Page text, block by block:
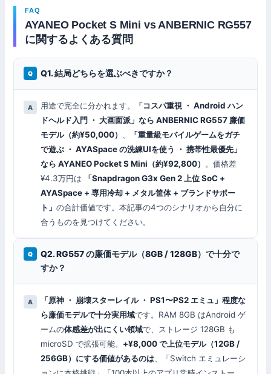
FAQ
AYANEO Pocket S Mini vs ANBERNIC RG557
に関するよくある質問
Q1. 結局どちらを選ぶべきですか？
用途で完全に分かれます。
「コスパ重視 ・ Android ハン
ドヘルド入門 ・ 大画面派」なら ANBERNIC RG557 廉価
モデル（約¥50,000） 、
「重量級モバイルゲームをガチ
で遊ぶ ・ AYASpace の洗練UIを使う ・ 携帯性最優先」
なら AYANEO Pocket S Mini（約¥92,800） 。価格差
¥4.3万円は
「Snapdragon G3x Gen 2 上位 SoC +
AYASpace + 専用冷却 + メタル筐体 + ブランドサポー
ト」の合計価値です。本記事の4つのシナリオから自分に
合うものを見つけてください。
Q2. RG557 の廉価モデル（8GB / 128GB）で十分で
すか？
「原神 ・ 崩壊スターレイル ・ PS1〜PS2 エミュ」程度な
ら廉価モデルで十分実用域です。RAM 8GB はAndroid ゲ
ームの体感差が出にくい領域で、ストレージ 128GB も
microSD で拡張可能。 +¥8,000 で上位モデル（12GB /
256GB）にする価値があるのは、「Switch エミュレーシ